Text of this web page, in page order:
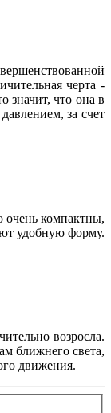
черта -
значит, что она в
за счет
очень компактны,
удобную форму.
возросла.
ближнего света,
движения.